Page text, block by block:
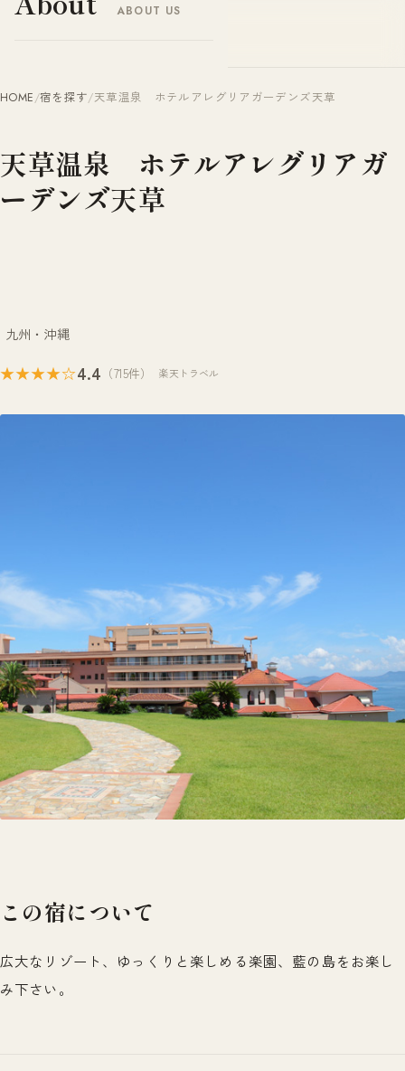
ABOUT US
HOME/宿を探す/天草温泉 ホテルアレグリアガーデンズ天草
天草温泉 ホテルアレグリアガ
ーデンズ天草
九州・沖縄
★★★★☆4.4 （715件） 楽天トラベル
この宿について
広大なリゾート、ゆっくりと楽しめる楽園、藍の島をお楽し
み下さい。